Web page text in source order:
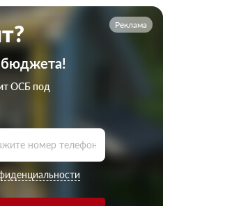
Реклама
бюджета!
ОСБ под